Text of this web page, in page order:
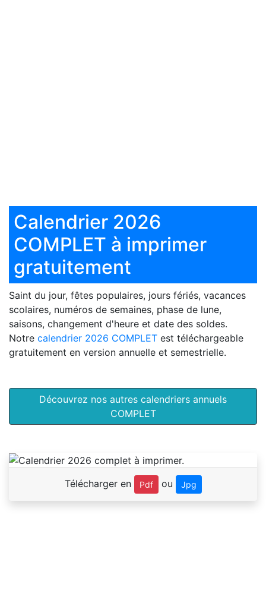
Calendrier 2026
COMPLET à imprimer
gratuitement
Saint du jour, fêtes populaires, jours fériés, vacances
scolaires, numéros de semaines, phase de lune,
saisons, changement d'heure et date des soldes.
Notre calendrier 2026 COMPLET est téléchargeable
gratuitement en version annuelle et semestrielle.
Découvrez nos autres calendriers annuels
COMPLET
Télécharger en Pdf ou Jpg